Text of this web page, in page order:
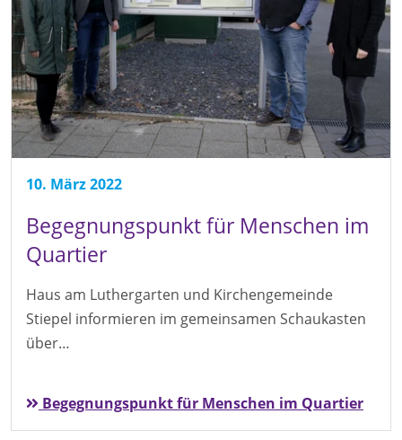
10. März 2022
Begegnungspunkt für Menschen im
Quartier
Haus am Luthergarten und Kirchengemeinde
Stiepel informieren im gemeinsamen Schaukasten
über…
Begegnungspunkt für Menschen im Quartier